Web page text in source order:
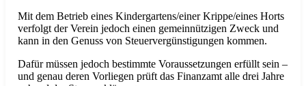
Mit dem Betrieb eines Kindergartens/einer Krippe/eines Horts
verfolgt der Verein jedoch einen gemeinnützigen Zweck und
kann in den Genuss von Steuervergünstigungen kommen.
Dafür müssen jedoch bestimmte Voraussetzungen erfüllt sein –
und genau deren Vorliegen prüft das Finanzamt alle drei Jahre